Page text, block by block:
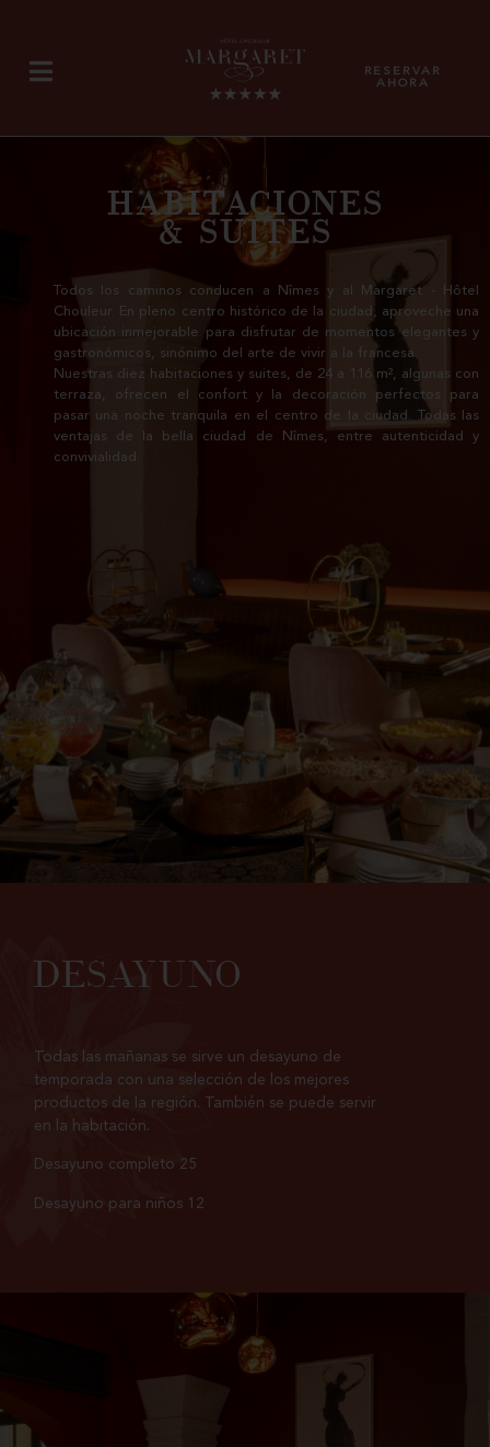
RESERVAR
AHORA
HABITACIONES
& SUITES
Todos los caminos conducen a Nîmes y al Margaret - Hôtel
Chouleur. En pleno centro histórico de la ciudad, aproveche una
ubicación inmejorable para disfrutar de momentos elegantes y
gastronómicos, sinónimo del arte de vivir a la francesa.
Nuestras diez habitaciones y suites, de 24 a 116 m², algunas con
terraza, ofrecen el confort y la decoración perfectos para
pasar una noche tranquila en el centro de la ciudad. Todas las
ventajas de la bella ciudad de Nîmes, entre autenticidad y
convivialidad.
DESAYUNO
Todas las mañanas se sirve un desayuno de
temporada con una selección de los mejores
productos de la región. También se puede servir
en la habitación.
Desayuno completo 25
Desayuno para niños 12